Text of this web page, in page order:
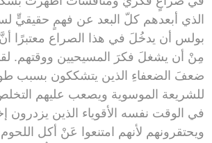
الذي أبعدهم كلّ البعد عن فهمٍ حقيقيٍّ
بولس أن يدخُلَ في هذا الصراع معتبرًا أنَّ
مِنْ أن يشغلَ فكرَ المسيحيين ووقتهم.
ضعفَ الضعفاءِ الذين يتشككون بسبب
للشريعة الموسوية ويصعب عليهم
في الوقت نفسه الأقوياء الذين يزدرون
ويحتقرونهم لأنهم امتنعوا عَنْ أكل